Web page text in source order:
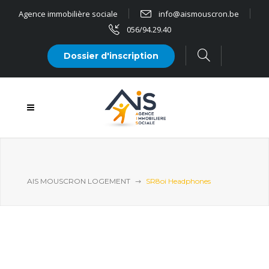
Agence immobilière sociale
info@aismouscron.be
056/94.29.40
Dossier d'inscription
AIS MOUSCRON LOGEMENT SR8oi Headphones